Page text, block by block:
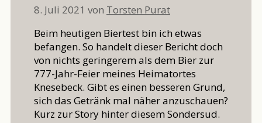
8. Juli 2021 von Torsten Purat
Beim heutigen Biertest bin ich etwas
befangen. So handelt dieser Bericht doch
von nichts geringerem als dem Bier zur
777-Jahr-Feier meines Heimatortes
Knesebeck. Gibt es einen besseren Grund,
sich das Getränk mal näher anzuschauen?
Kurz zur Story hinter diesem Sondersud.